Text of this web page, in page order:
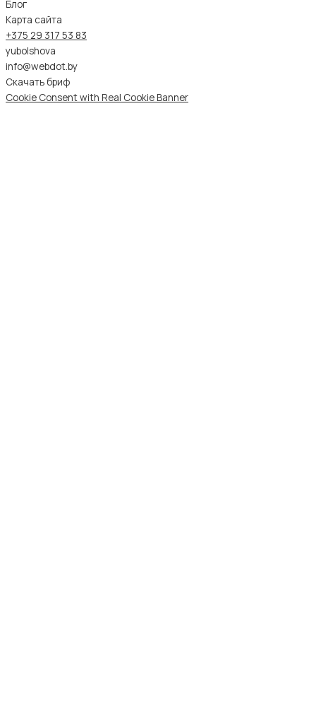
Блог
Карта сайта
+375 29 317 53 83
yubolshova
info@webdot.by
Скачать бриф
Cookie Consent with Real Cookie Banner